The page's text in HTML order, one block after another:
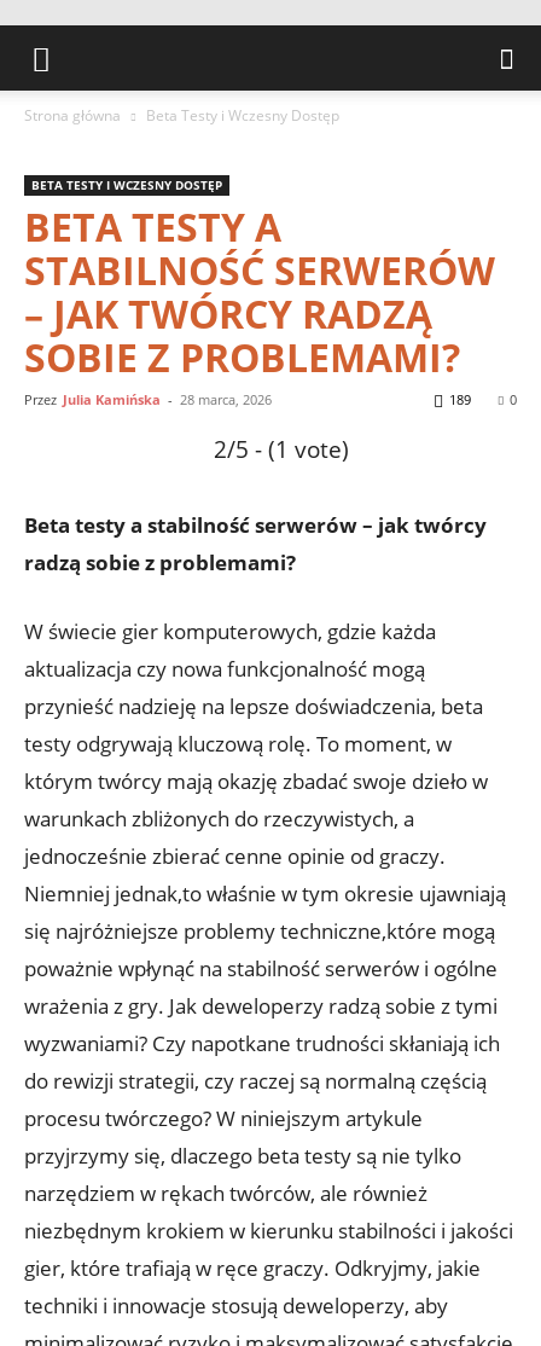
Strona główna Beta Testy i Wczesny Dostęp
BETA TESTY I WCZESNY DOSTĘP
BETA TESTY A
STABILNOŚĆ SERWERÓW
– JAK TWÓRCY RADZĄ
SOBIE Z PROBLEMAMI?
Przez Julia Kamińska - 28 marca, 2026 0
189
2/5 - (1 vote)
Beta⁢ testy ​a stabilność serwerów – ⁣jak twórcy
⁢radzą sobie z problemami?
W świecie gier komputerowych, gdzie każda
aktualizacja czy nowa funkcjonalność‍ mogą
przynieść nadzieję na​ lepsze doświadczenia, ‍beta
testy‍ odgrywają ‍kluczową⁣ rolę. To ‍moment, w
którym twórcy ⁤mają⁢ okazję zbadać swoje ⁣dzieło w
warunkach ⁤zbliżonych ⁣do rzeczywistych, a
⁣jednocześnie zbierać cenne opinie od graczy.
Niemniej jednak,to właśnie w tym okresie ujawniają
się najróżniejsze⁢ problemy techniczne,które mogą⁢
poważnie ⁤wpłynąć na stabilność serwerów i ogólne
wrażenia z gry. Jak deweloperzy ⁢radzą sobie z tymi
wyzwaniami? Czy ⁤napotkane ‌trudności skłaniają⁣ ich
do rewizji strategii, czy raczej są normalną częścią
procesu twórczego? ​W ⁣niniejszym artykule
przyjrzymy się, dlaczego beta testy‌ są nie tylko⁢
narzędziem w rękach twórców,⁢ ale również
niezbędnym krokiem​ w kierunku stabilności i ⁢jakości​
gier, które trafiają w ręce graczy. ‍Odkryjmy,⁣ jakie
techniki i innowacje stosują deweloperzy, ⁢aby